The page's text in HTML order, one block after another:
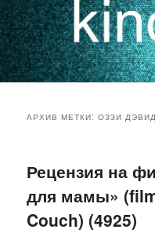
основному
содержимому
дополнительному
содержимому
АРХИВ МЕТКИ:ОЗЗИ
Рецензия на
для мамы»
Couch) (4925)